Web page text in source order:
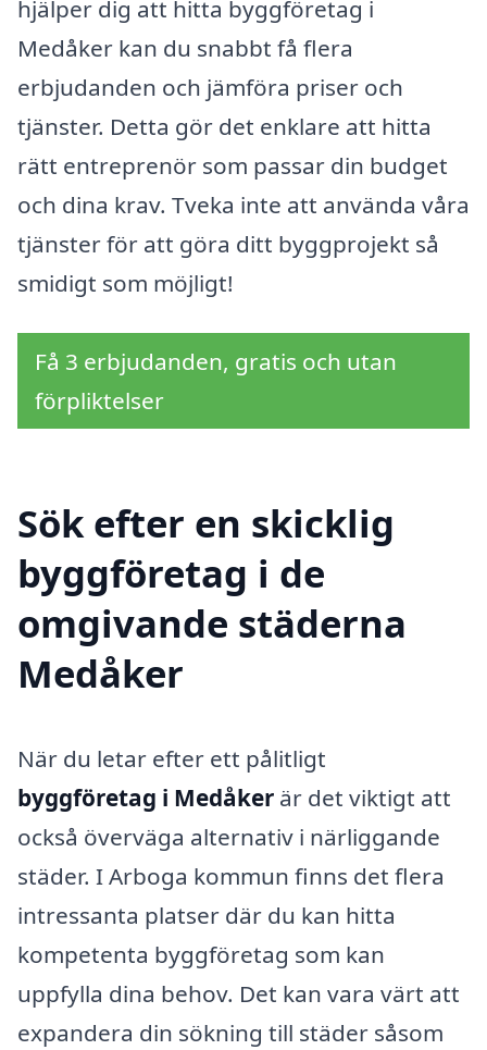
hjälper dig att hitta byggföretag i
Medåker kan du snabbt få flera
erbjudanden och jämföra priser och
tjänster. Detta gör det enklare att hitta
rätt entreprenör som passar din budget
och dina krav. Tveka inte att använda våra
tjänster för att göra ditt byggprojekt så
smidigt som möjligt!
Få 3 erbjudanden, gratis och utan
förpliktelser
Sök efter en skicklig
byggföretag i de
omgivande städerna
Medåker
När du letar efter ett pålitligt
byggföretag i Medåker är det viktigt att
också överväga alternativ i närliggande
städer. I Arboga kommun finns det flera
intressanta platser där du kan hitta
kompetenta byggföretag som kan
uppfylla dina behov. Det kan vara värt att
expandera din sökning till städer såsom